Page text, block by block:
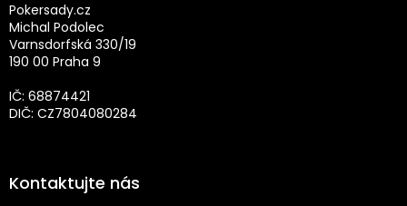
Pokersady.cz
Michal Podolec
Varnsdorfská 330/19
190 00 Praha 9
IČ: 68874421
DIČ: CZ7804080284
Kontaktujte nás